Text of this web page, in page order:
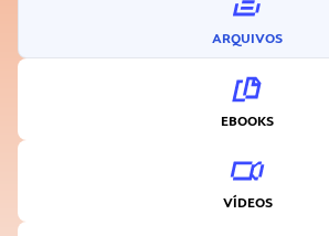
ARQUIVOS
EBOOKS
VÍDEOS